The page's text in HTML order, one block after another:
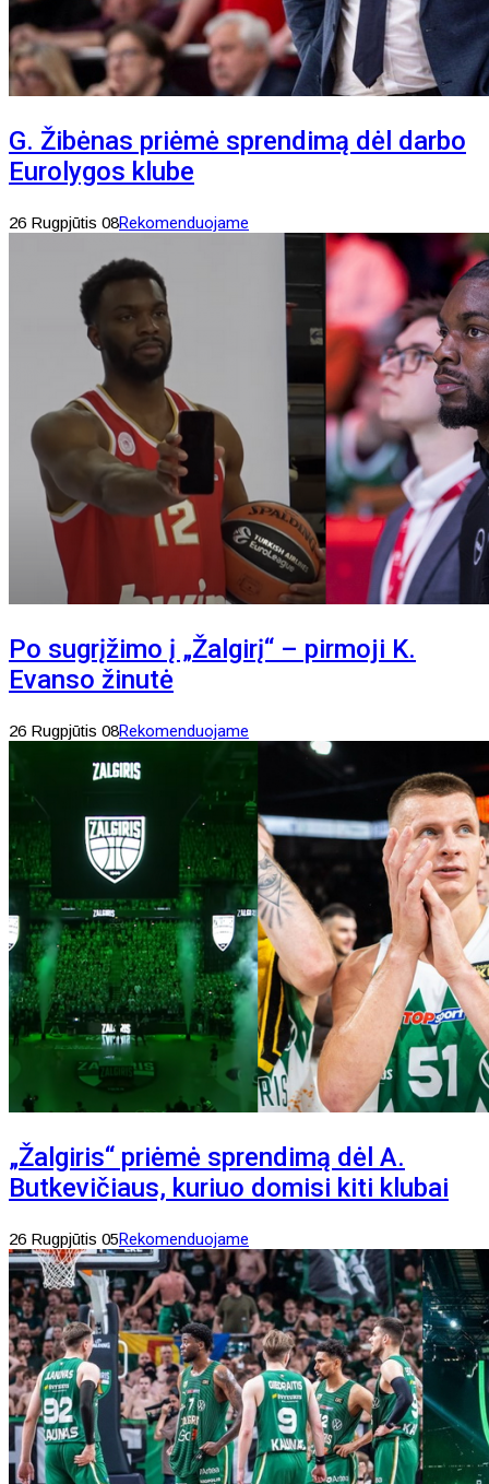
G. Žibėnas priėmė sprendimą dėl darbo
Eurolygos klube
26 Rugpjūtis 08Rekomenduojame
Po sugrįžimo į „Žalgirį“ – pirmoji K.
Evanso žinutė
26 Rugpjūtis 08Rekomenduojame
„Žalgiris“ priėmė sprendimą dėl A.
Butkevičiaus, kuriuo domisi kiti klubai
26 Rugpjūtis 05Rekomenduojame